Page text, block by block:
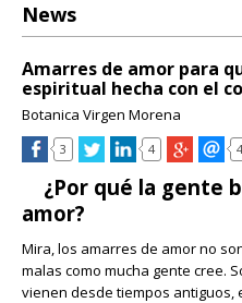
News
Amarres de amor para
espiritual hecha con el
Botanica Virgen Morena
3 4 4
¿Por qué la gente
amor?
Mira, los amarres de amor no
malas como mucha gente cree.
vienen desde tiempos antiguos,